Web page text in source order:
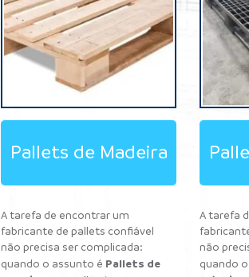
Pallets de Madeira
A tarefa de encontrar um
fabricante de pallets confiável
não precisa ser complicada:
quando o assunto é Pallets de
A tarefa
não
quando